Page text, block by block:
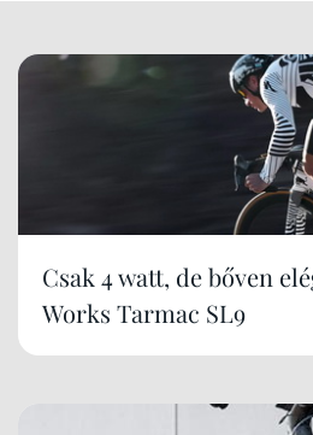
Csak 4 watt, de bőven
Works Tarmac SL9